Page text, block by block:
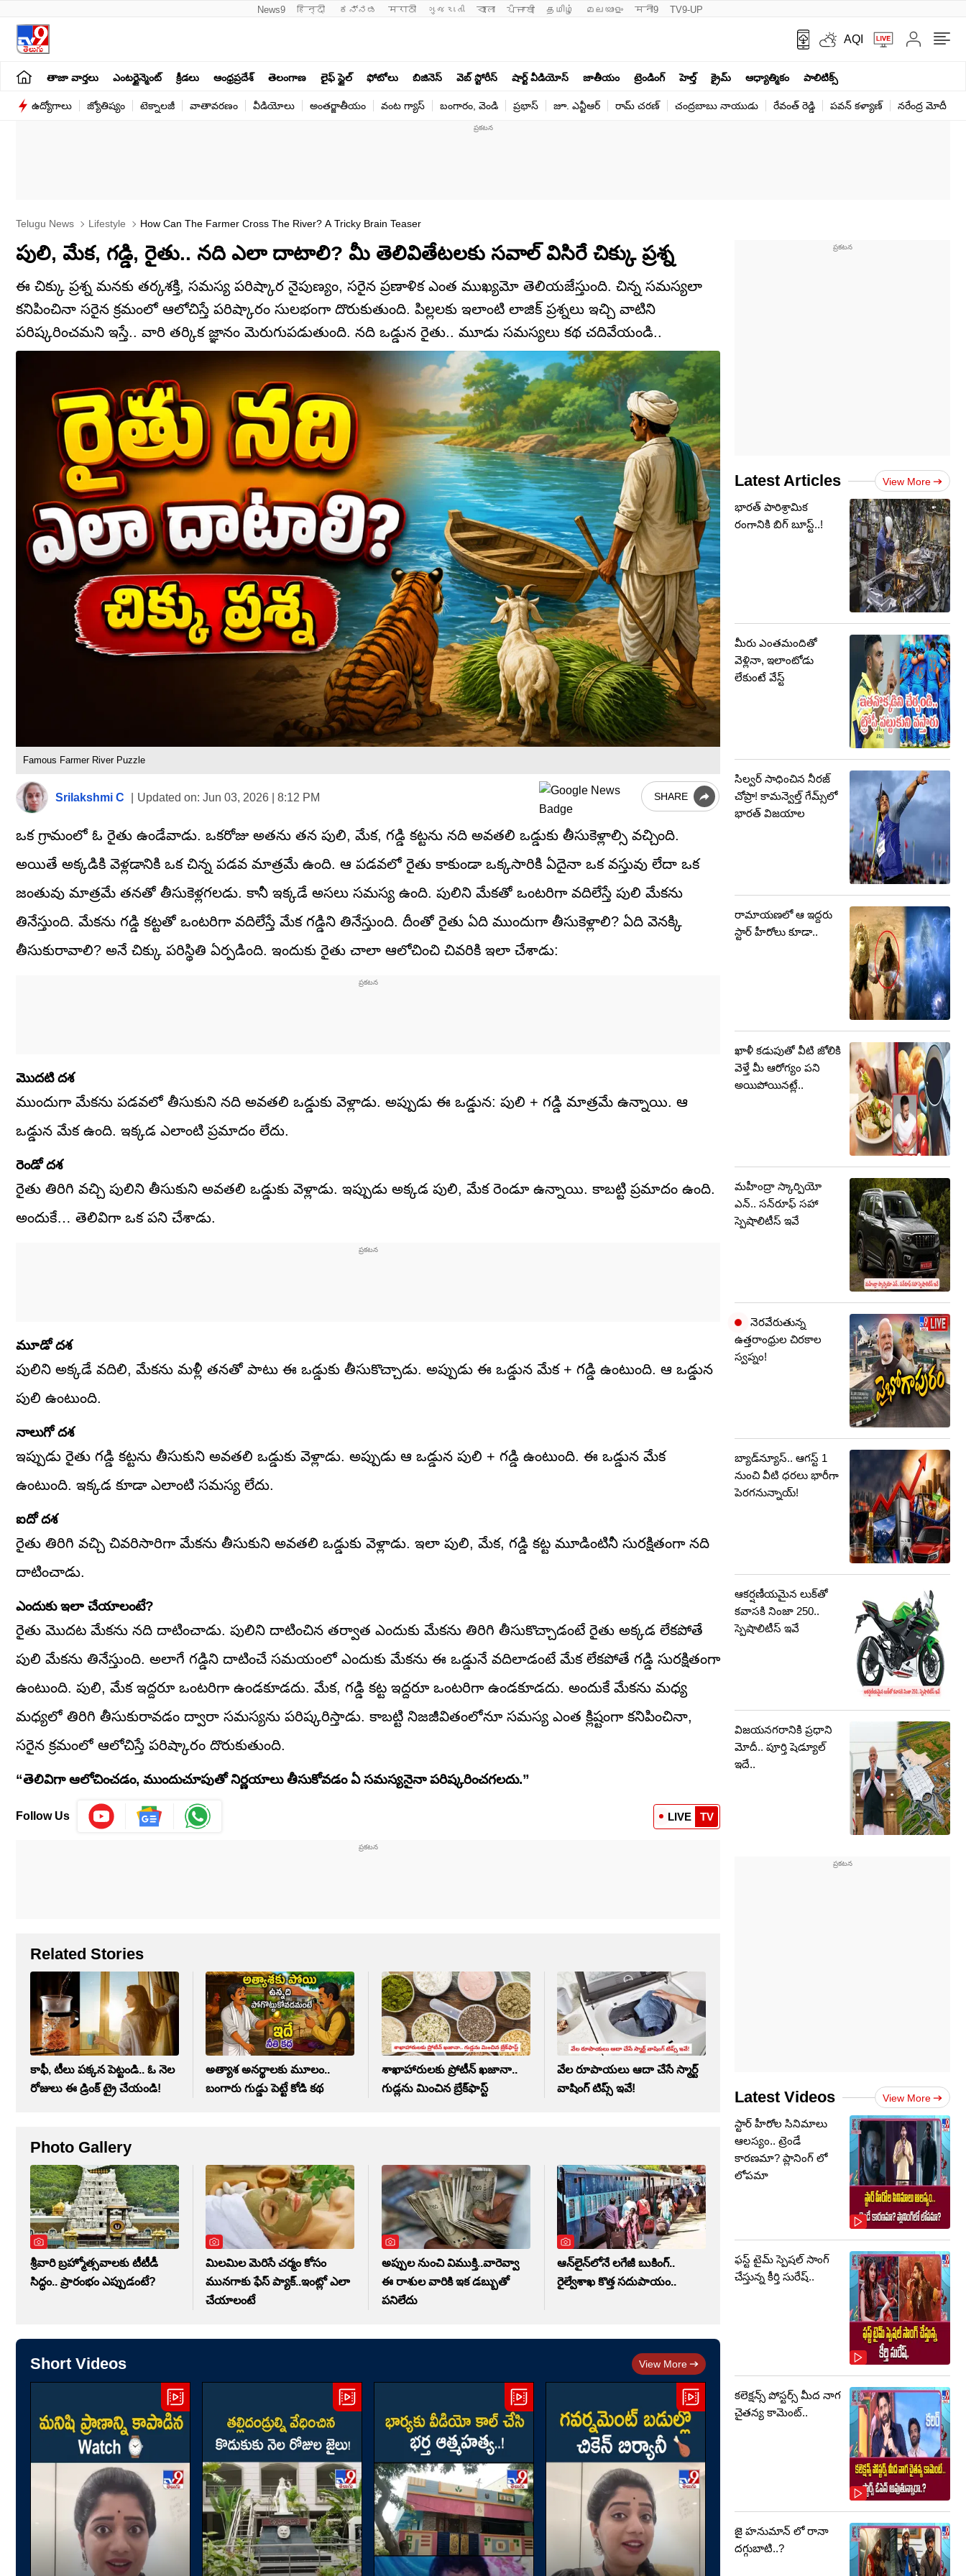
News9 हिन्दी ಕನ್ನಡ मराठी ગુજરાતી বাংলা ਪੰਜਾਬੀ தமிழ் മലയാളം मनी9 TV9-UP
AQI
తాజా వార్తలు ఎంటర్టైన్మెంట్ క్రీడలు ఆంధ్రప్రదేశ్ తెలంగాణ లైఫ్ స్టైల్ ఫోటోలు బిజినెస్ వెబ్ స్టోరీస్ షార్ట్ వీడియోస్ జాతీయం ట్రెండింగ్ హెల్త్‌ క్రైమ్ ఆధ్యాత్మికం పాలిటిక్స్‌
ఉద్యోగాలు జ్యోతిష్యం టెక్నాలజీ వాతావరణం వీడియోలు అంతర్జాతీయం వంట గ్యాస్ బంగారం, వెండి ప్రభాస్ జూ. ఎన్టీఆర్ రామ్ చ‌ర‌ణ్‌ చంద్రబాబు నాయుడు రేవంత్ రెడ్డి పవన్ కళ్యాణ్ నరేంద్ర మోదీ
Telugu News Lifestyle How Can The Farmer Cross The River? A Tricky Brain Teaser
పులి, మేక, గడ్డి, రైతు.. నది ఎలా దాటాలి? మీ తెలివితేటలకు సవాల్‌ విసిరే చిక్కు ప్రశ్న
ఈ చిక్కు ప్రశ్న మనకు తర్కశక్తి, సమస్య పరిష్కార నైపుణ్యం, సరైన ప్రణాళిక ఎంత ముఖ్యమో తెలియజేస్తుంది. చిన్న సమస్యలా
కనిపించినా సరైన క్రమంలో ఆలోచిస్తే పరిష్కారం సులభంగా దొరుకుతుంది. పిల్లలకు ఇలాంటి లాజిక్‌ ప్రశ్నలు ఇచ్చి వాటిని
పరిష్కరించమని ఇస్తే.. వారి తర్కిక జ్ఞానం మెరుగుపడుతుంది. నది ఒడ్డున రైతు.. మూడు సమస్యలు కథ చదివేయండి..
Famous Farmer River Puzzle
Srilakshmi C Updated on: Jun 03, 2026 | 8:12 PM SHARE
ఒక గ్రామంలో ఓ రైతు ఉండేవాడు. ఒకరోజు అతను తన పులి, మేక, గడ్డి కట్టను నది అవతలి ఒడ్డుకు తీసుకెళ్లాల్సి వచ్చింది.
అయితే అక్కడికి వెళ్లడానికి ఒక చిన్న పడవ మాత్రమే ఉంది. ఆ పడవలో రైతు కాకుండా ఒక్కసారికి ఏదైనా ఒక వస్తువు లేదా ఒక
జంతువు మాత్రమే తనతో తీసుకెళ్లగలడు. కానీ ఇక్కడే అసలు సమస్య ఉంది. పులిని మేకతో ఒంటరిగా వదిలేస్తే పులి మేకను
తినేస్తుంది. మేకను గడ్డి కట్టతో ఒంటరిగా వదిలేస్తే మేక గడ్డిని తినేస్తుంది. దీంతో రైతు ఏది ముందుగా తీసుకెళ్లాలి? ఏది వెనక్కి
తీసుకురావాలి? అనే చిక్కు పరిస్థితి ఏర్పడింది. ఇందుకు రైతు చాలా ఆలోచించి చివరికి ఇలా చేశాడు:
మొదటి దశ
ముందుగా మేకను పడవలో తీసుకుని నది అవతలి ఒడ్డుకు వెళ్లాడు. అప్పుడు ఈ ఒడ్డున: పులి + గడ్డి మాత్రమే ఉన్నాయి. ఆ
ఒడ్డున మేక ఉంది. ఇక్కడ ఎలాంటి ప్రమాదం లేదు.
రెండో దశ
రైతు తిరిగి వచ్చి పులిని తీసుకుని అవతలి ఒడ్డుకు వెళ్లాడు. ఇప్పుడు అక్కడ పులి, మేక రెండూ ఉన్నాయి. కాబట్టి ప్రమాదం ఉంది.
అందుకే… తెలివిగా ఒక పని చేశాడు.
మూడో దశ
పులిని అక్కడే వదిలి, మేకను మళ్లీ తనతో పాటు ఈ ఒడ్డుకు తీసుకొచ్చాడు. అప్పుడు ఈ ఒడ్డున మేక + గడ్డి ఉంటుంది. ఆ ఒడ్డున
పులి ఉంటుంది.
నాలుగో దశ
ఇప్పుడు రైతు గడ్డి కట్టను తీసుకుని అవతలి ఒడ్డుకు వెళ్లాడు. అప్పుడు ఆ ఒడ్డున పులి + గడ్డి ఉంటుంది. ఈ ఒడ్డున మేక
ఉంటుంది. ఇక్కడ కూడా ఎలాంటి సమస్య లేదు.
ఐదో దశ
రైతు తిరిగి వచ్చి చివరిసారిగా మేకను తీసుకుని అవతలి ఒడ్డుకు వెళ్లాడు. ఇలా పులి, మేక, గడ్డి కట్ట మూడింటినీ సురక్షితంగా నది
దాటించాడు.
ఎందుకు ఇలా చేయాలంటే?
రైతు మొదట మేకను నది దాటించాడు. పులిని దాటించిన తర్వాత ఎందుకు మేకను తిరిగి తీసుకొచ్చాడంటే రైతు అక్కడ లేకపోతే
పులి మేకను తినేస్తుంది. అలాగే గడ్డిని దాటించే సమయంలో ఎందుకు మేకను ఈ ఒడ్డునే వదిలాడంటే మేక లేకపోతే గడ్డి సురక్షితంగా
ఉంటుంది. పులి, మేక ఇద్దరూ ఒంటరిగా ఉండకూడదు. మేక, గడ్డి కట్ట ఇద్దరూ ఒంటరిగా ఉండకూడదు. అందుకే మేకను మధ్య
మధ్యలో తిరిగి తీసుకురావడం ద్వారా సమస్యను పరిష్కరిస్తాడు. కాబట్టి నిజజీవితంలోనూ సమస్య ఎంత క్లిష్టంగా కనిపించినా,
సరైన క్రమంలో ఆలోచిస్తే పరిష్కారం దొరుకుతుంది.
“తెలివిగా ఆలోచించడం, ముందుచూపుతో నిర్ణయాలు తీసుకోవడం ఏ సమస్యనైనా పరిష్కరించగలదు.”
Follow Us LIVE TV
Related Stories
కాఫీ, టీలు పక్కన పెట్టండి.. ఓ నెల
రోజులు ఈ డ్రింక్ ట్రై చేయండి!
అత్యాశ అనర్థాలకు మూలం..
బంగారు గుడ్డు పెట్టే కోడి కథ
శాఖాహారులకు ప్రోటీన్ ఖజానా..
గుడ్లను మించిన బ్రేక్‌ఫాస్ట్
వేల రూపాయలు ఆదా చేసే స్మార్ట్
వాషింగ్ టిప్స్ ఇవే!
Photo Gallery
శ్రీవారి బ్రహ్మోత్సవాలకు టీటీడీ
సిద్ధం.. ప్రారంభం ఎప్పుడంటే?
మిలమిల మెరిసే చర్మం కోసం
మునగాకు ఫేస్ ప్యాక్..ఇంట్లో ఎలా
చేయాలంటే
అప్పుల నుంచి విముక్తి..వారెవ్వా
ఈ రాశుల వారికి ఇక డబ్బుతో
పనిలేదు
ఆన్‌లైన్‌లోనే లగేజీ బుకింగ్..
రైల్వేశాఖ కొత్త సదుపాయం..
Short Videos View More
Latest Articles View More
భారత్ పారిశ్రామిక
రంగానికి బిగ్ బూస్ట్..!
మీరు ఎంతమందితో
వెళ్లినా, ఇలాంటోడు
లేకుంటే వేస్ట్
సిల్వర్ సాధించిన నీరజ్
చోప్రా! కామన్వెల్త్ గేమ్స్‌లో
భారత్ విజయాల
రామాయణలో ఆ ఇద్దరు
స్టార్ హీరోలు కూడా..
ఖాళీ కడుపుతో వీటి జోలికి
వెళ్తే మీ ఆరోగ్యం పని
అయిపోయినట్లే..
మహీంద్రా స్కార్పియో
ఎన్.. సన్‌రూఫ్‌ సహా
స్పెషాలిటీస్‌ ఇవే
నెరవేరుతున్న
ఉత్తరాంధ్రుల చిరకాల
స్వప్నం!
బ్యాడ్‌న్యూస్‌.. ఆగస్ట్‌ 1
నుంచి వీటి ధరలు భారీగా
పెరగనున్నాయ్‌!
ఆకర్షణీయమైన లుక్‌తో
కవాసకి నింజా 250..
స్పెషాలిటీస్‌ ఇవే
విజయనగరానికి ప్రధాని
మోదీ.. పూర్తి షెడ్యూల్
ఇదే..
Latest Videos View More
స్టార్ హీరోల సినిమాలు
ఆలస్యం.. ట్రెండే
కారణమా? ప్లానింగ్ లో
లోపమా
ఫస్ట్ టైమ్‌ స్పెషల్ సాంగ్‌
చేస్తున్న కీర్తి సురేష్‌..
కలెక్షన్స్ పోస్టర్స్‌ మీద నాగ
చైతన్య కామెంట్‌..
జై హనుమాన్‌ లో రానా
దగ్గుబాటి..?